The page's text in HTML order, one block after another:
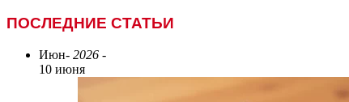
ПОСЛЕДНИЕ СТАТЬИ
Июн- 2026 -
10 июня